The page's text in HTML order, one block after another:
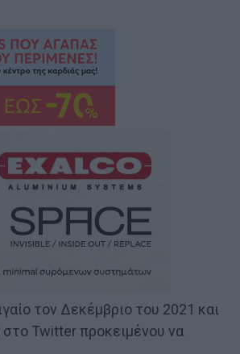
τον Δεκέμβριο του 2021 και
Twitter προκειμένου να